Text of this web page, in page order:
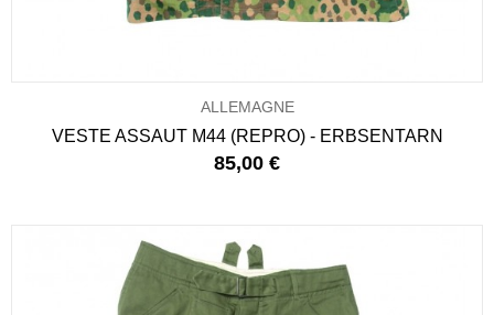
ALLEMAGNE
VESTE ASSAUT M44 (REPRO) - ERBSENTARN
85,00 €